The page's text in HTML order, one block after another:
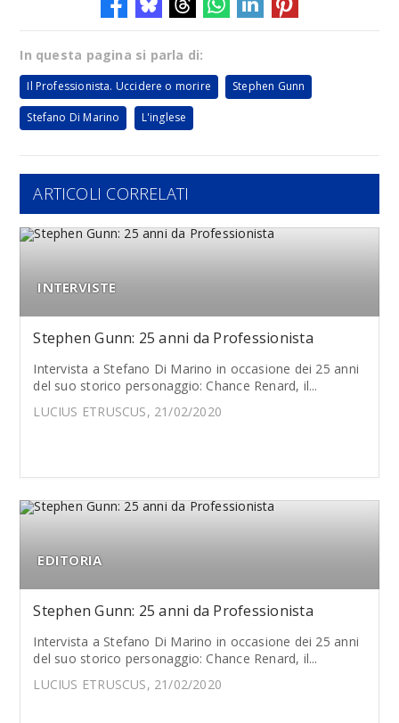
In questa pagina si parla di:
Il Professionista. Uccidere o morire Stephen Gunn
Stefano Di Marino L'inglese
ARTICOLI CORRELATI
INTERVISTE
Stephen Gunn: 25 anni da Professionista
Intervista a Stefano Di Marino in occasione dei 25 anni
del suo storico personaggio: Chance Renard, il...
LUCIUS ETRUSCUS, 21/02/2020
EDITORIA
Stephen Gunn: 25 anni da Professionista
Intervista a Stefano Di Marino in occasione dei 25 anni
del suo storico personaggio: Chance Renard, il...
LUCIUS ETRUSCUS, 21/02/2020